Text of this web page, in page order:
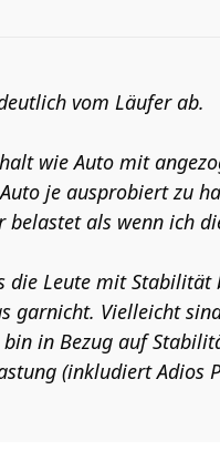
vom Läufer ab.
wie Auto mit
je ausprobiert zu
als wenn ich
die Leute mit Stabilität
garnicht. Vielleicht
in Bezug auf
(inkludiert Adios